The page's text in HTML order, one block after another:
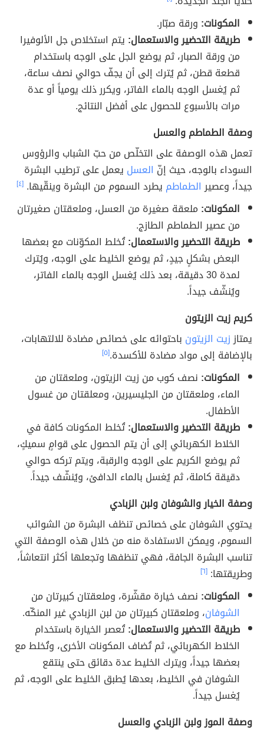
المكونات: ورقة صبّار.
طريقة التحضير والاستعمال: يتم استخلاص جل الألوفيرا
من ورقة الصبار، ثم يوضع الجل على الوجه باستخدام
قطعة قطن، ثم يُترك إلى أن يجفّ حوالي نصف ساعة،
ثم يُغسل الوجه بالماء الفاتر، ويكرر ذلك يومياً أو عدة
مرات بالأسبوع للحصول على أفضل النتائج.
وصفة الطماطم والعسل
تعمل هذه الوصفة على التخلّص من حبّ الشباب والرؤوس
السوداء بالوجه، حيث إنّ العسل يعمل على ترطيب البشرة
جيداً، وعصيرالطماطم يطرد السموم من البشرة وينقّيها. [٤]
المكونات: ملعقة صغيرة من العسل، وملعقتان صغيرتان
من عصير الطماطم الطازج.
طريقة التحضير والاستعمال:تُخلط المكوّنات مع بعضها
البعض بشكلٍ جيدٍ، ثم يوضع الخليط على الوجه، ويُترك
لمدة 30 دقيقة، بعد ذلك يُغسل الوجه بالماء الفاتر،
ويُنشّف جيداً.
كريم زيت الزيتون
يمتاززيت الزيتون باحتوائه على خصائص مضادة للالتهابات،
بالإضافة إلى مواد مضادة للأكسدة.[٥]
المكونات: نصف كوب من زيت الزيتون، وملعقتان من
الماء، وملعقتان من الجليسيرين، ومعلقتان من غسول
الأطفال.
طريقة التحضير والاستعمال:تُخلط المكونات كافة في
الخلاط الكهربائي إلى أن يتم الحصول على قوامٍ سميكٍ،
ثم يوضع الكريم على الوجه والرقبة، ويتم تركه حوالي
دقيقة كاملة، ثم يُغسل بالماء الدافئ، ويُنشّف جيداً.
وصفة الخيار والشوفان ولبن الزبادي
يحتوي الشوفان على خصائص تنظف البشرة من الشوائب
السموم، ويمكن الاستفادة منه من خلال هذه الوصفة التي
تناسب البشرة الجافة، فهي تنظفها وتجعلها أكثر انتعاشاً،
وطريقتها: [٦]
المكونات: نصف خيارة مقشّرة، وملعقتان كبيرتان من
الشوفان، وملعقتان كبيرتان من لبن الزبادي غير المنكّه.
طريقة التحضير والاستعمال:تُعصر الخيارة باستخدام
الخلاط الكهربائي، ثم تُضاف المكونات الأخرى، وتُخلط مع
بعضها جيداً، ويترك الخليط عدة دقائق حتى ينتقع
الشوفان في الخليط، بعدها يُطبق الخليط على الوجه، ثم
يُغسل جيداً.
وصفة الموز ولبن الزبادي والعسل